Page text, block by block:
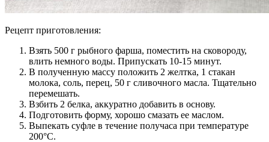
Рецепт приготовления:
Взять 500 г рыбного фарша, поместить на сковороду,
влить немного воды. Припускать 10-15 минут.
В полученную массу положить 2 желтка, 1 стакан
молока, соль, перец, 50 г сливочного масла. Тщательно
перемешать.
Взбить 2 белка, аккуратно добавить в основу.
Подготовить форму, хорошо смазать ее маслом.
Выпекать суфле в течение получаса при температуре
200°С.